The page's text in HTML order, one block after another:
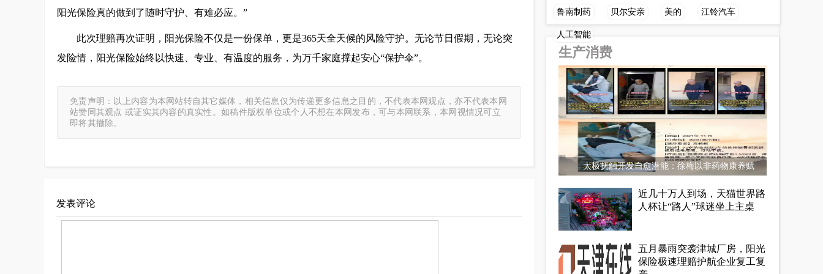
阳光保险真的做到了随时守护、有难必应。”
此次理赔再次证明，阳光保险不仅是一份保单，更是365天全天候的风险守护。无论节日假期，无论突
发险情，阳光保险始终以快速、专业、有温度的服务，为万千家庭撑起安心“保护伞”。
免责声明：以上内容为本网站转自其它媒体，相关信息仅为传递更多信息之目的，不代表本网观点，亦不代表本网
站赞同其观点 或证实其内容的真实性。如稿件版权单位或个人不想在本网发布，可与本网联系，本网视情况可立
即将其撤除。
发表评论
鲁南制药 贝尔安亲 美的 江铃汽车
人工智能
生产消费
太极抚触开发自愈潜能：徐梅以非药物康养赋
近几十万人到场，天猫世界路
人杯让“路人”球迷坐上主桌
五月暴雨突袭津城厂房，阳光
保险极速理赔护航企业复工复